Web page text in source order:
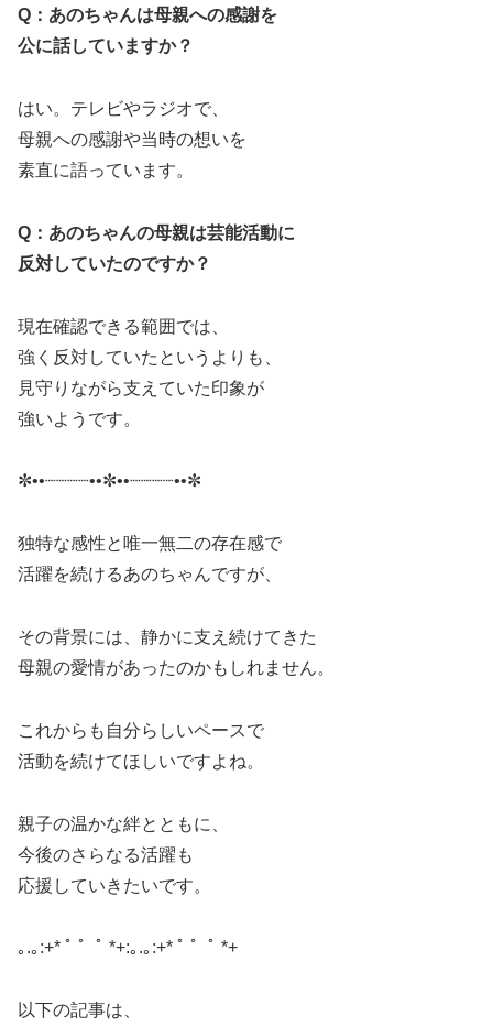
Q：あのちゃんは母親への感謝を
公に話していますか？
はい。テレビやラジオで、
母親への感謝や当時の想いを
素直に語っています。
Q：あのちゃんの母親は芸能活動に
反対していたのですか？
現在確認できる範囲では、
強く反対していたというよりも、
見守りながら支えていた印象が
強いようです。
✼••┈┈┈┈••✼••┈┈┈┈••✼
独特な感性と唯一無二の存在感で
活躍を続けるあのちゃんですが、
その背景には、静かに支え続けてきた
母親の愛情があったのかもしれません。
これからも自分らしいペースで
活動を続けてほしいですよね。
親子の温かな絆とともに、
今後のさらなる活躍も
応援していきたいです。
｡.｡:+* ﾟ ゜ﾟ *+:｡.｡:+* ﾟ ゜ﾟ *+
以下の記事は、